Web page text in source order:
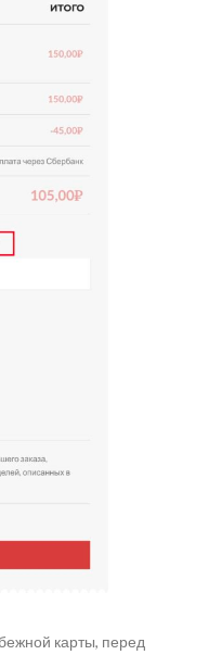
карты, перед